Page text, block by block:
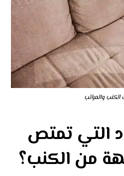
والمراتب
التي تمتص
من الكنب؟